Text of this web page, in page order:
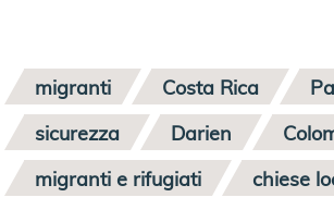
migranti Costa Rica
sicurezza
Darien
migranti e rifugiati
chiese